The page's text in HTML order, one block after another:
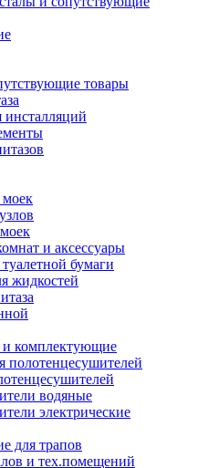
товары
моек
и аксессуары
бумаги
жидкостей
комплектующие
полотенцесушителей
водяные
электрические
для трапов
и тех.помещений